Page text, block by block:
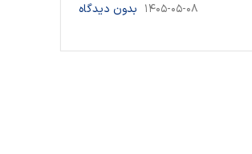
۱۴۰۵-۰۵-۰۸ بدون دیدگاه